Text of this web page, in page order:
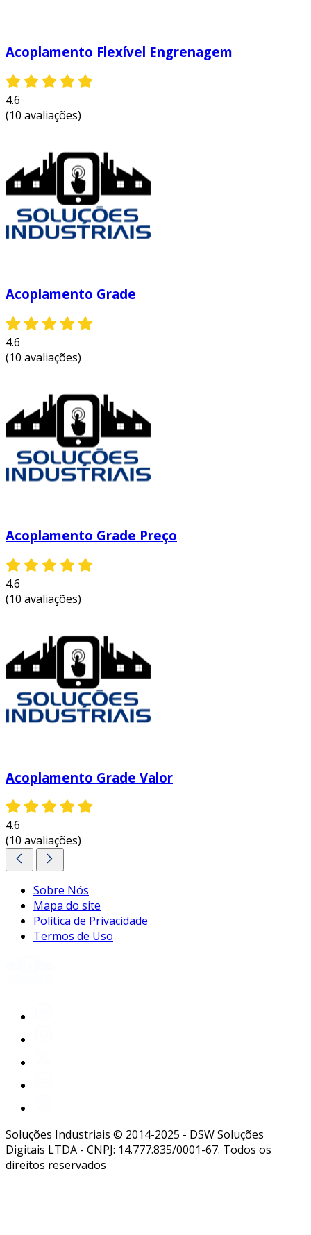
Acoplamento Flexível Engrenagem
4.6
(10 avaliações)
Acoplamento Grade
4.6
(10 avaliações)
Acoplamento Grade Preço
4.6
(10 avaliações)
Acoplamento Grade Valor
4.6
(10 avaliações)
Sobre Nós
Mapa do site
Política de Privacidade
Termos de Uso
Soluções Industriais © 2014-2025 - DSW Soluções
Digitais LTDA - CNPJ: 14.777.835/0001-67. Todos os
direitos reservados